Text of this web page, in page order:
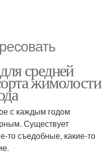
средней
жимолости
с каждым годом
Существует
то съедобные, какие-то